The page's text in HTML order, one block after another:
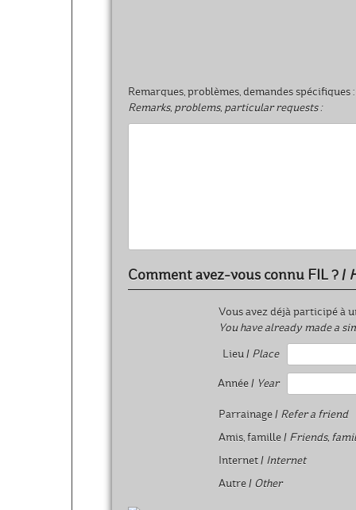
Remarques, problèmes, demandes spécifiques :
Remarks, problems, particular requests :
Comment avez-vous connu FIL ? /
Vous avez déjà participé à
You have already made a
Lieu / Place
Année / Year
Parrainage / Refer a friend
Amis, famille / Friends,
Internet / Internet
Autre / Other